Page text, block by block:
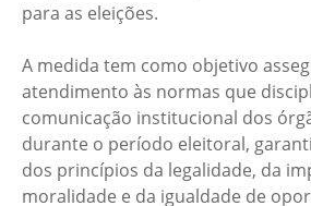
para as eleições.
A medida tem como objetivo
atendimento às normas que
comunicação institucional dos
durante o período eleitoral,
dos princípios da legalidade, da
moralidade e da igualdade de